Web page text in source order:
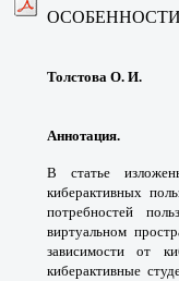
Толстова О. И.
Аннотация.
В статье
киберактивных
потребностей
виртуальном
зависимости от
киберактивные